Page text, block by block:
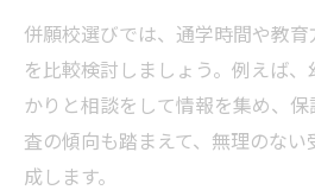
併願校選びでは、通学時間や教
を比較検討しましょう。例えば
かりと相談をして情報を集め、
査の傾向も踏まえて、無理のな
成します。